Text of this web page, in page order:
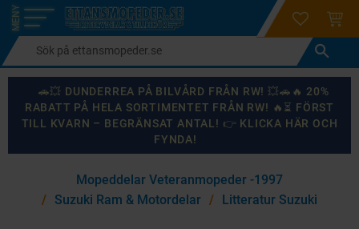
Meny
login
🚗💥 DUNDERREA PÅ BILVÅRD FRÅN RW! 💥🚗🔥 20%
RABATT PÅ HELA SORTIMENTET FRÅN RW! 🔥⏳ FÖRST
TILL KVARN – BEGRÄNSAT ANTAL! 👉 KLICKA HÄR OCH
FYNDA!
KANSKE NÅGON AV DESSA PRODUKTER KAN INTRESSERA
Mopeddelar Veteranmopeder -1997
Suzuki Ram & Motordelar
Litteratur Suzuki